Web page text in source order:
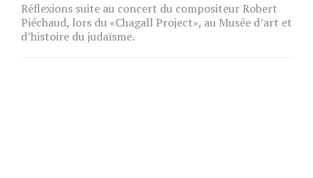
Réflexions suite au concert du compositeur Robert
Piéchaud, lors du «Chagall Project», au Musée d’art et
d’histoire du judaïsme.